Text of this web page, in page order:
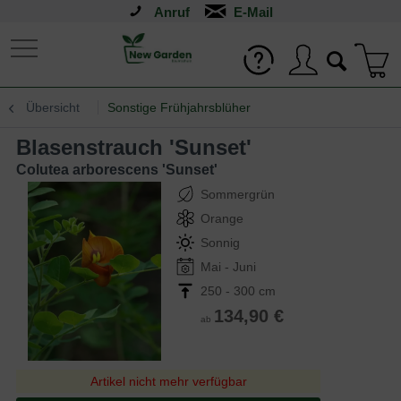
Anruf
Übersicht Sonstige Frühjahrsblüher
Blasenstrauch 'Sunset'
Colutea arborescens 'Sunset'
Sommergrün
Orange
Sonnig
Mai - Juni
250 - 300 cm
ab 134,90 €
Artikel nicht mehr verfügbar